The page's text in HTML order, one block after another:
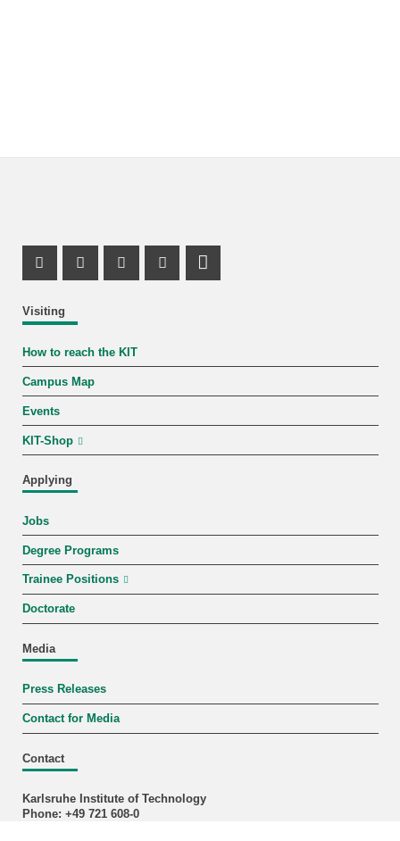
Visiting
How to reach the KIT
Campus Map
Events
KIT-Shop
Applying
Jobs
Degree Programs
Trainee Positions
Doctorate
Media
Press Releases
Contact for Media
Contact
Karlsruhe Institute of Technology
Phone: +49 721 608-0
Instagram Profile
Facebook Profile
Youtube Profile
Mastodon Profile
LinkedIn Profile